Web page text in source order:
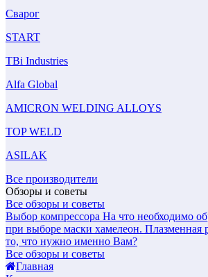
Сварог
START
TBi Industries
Alfa Global
AMICRON WELDING ALLOYS
TOP WELD
ASILAK
Все производители
Обзоры и советы
Все обзоры и советы
Выбор компрессора На что необходимо
при выборе маски хамелеон. Плазменная
то, что нужно именно Вам?
Все обзоры и советы
Главная